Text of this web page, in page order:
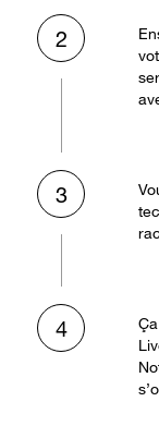
2
3
4